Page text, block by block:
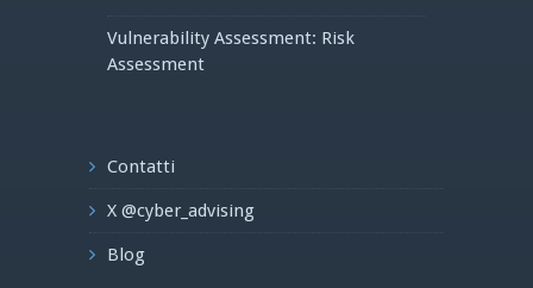
Vulnerability Assessment: Risk
Assessment
Contatti
X @cyber_advising
Blog